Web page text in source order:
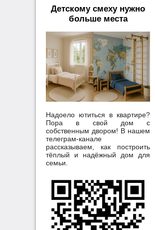
Детскому смеху нужно
больше места
Надоело ютиться в квартире?
Пора в свой дом с
собственным двором! В нашем
телеграм-канале
рассказываем, как построить
тёплый и надёжный дом для
семьи.